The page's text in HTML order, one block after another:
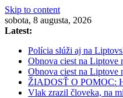
Skip to content
sobota, 8 augusta, 2026
Latest:
Polícia slúži aj na
Obnova ciest na Liptove
Obnova ciest na Liptove
ŽIADOSŤ O POMOC:
Vlak zrazil človeka, na